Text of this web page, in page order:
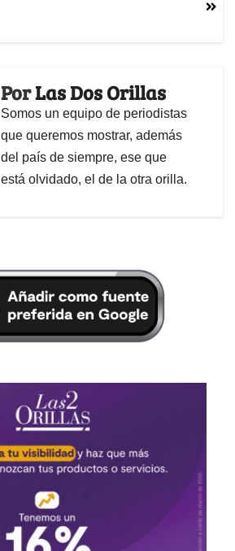
PorLas Dos Orillas
Somos un equipo de periodistas
que queremos mostrar, además
del país de siempre, ese que
está olvidado, el de la otra orilla.